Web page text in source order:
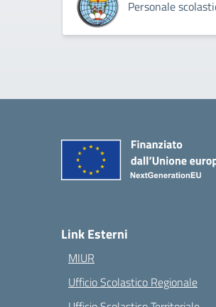
Personale
Link Esterni
MIUR
Ufficio Scolastico Regionale